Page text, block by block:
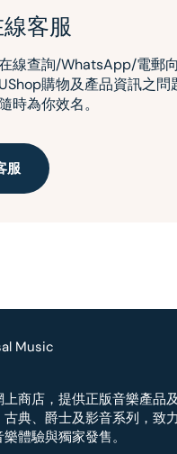
客服
線查詢/WhatsApp/電郵
購物及產品資訊之問
時為你效名。
服
商店，提供正版音樂產品
典、爵士及影音系列，致
體驗與獨家發售。